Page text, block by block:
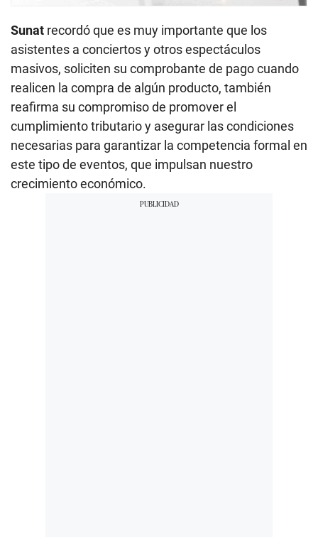
Sunat recordó que es muy importante que los
asistentes a conciertos y otros espectáculos
masivos, soliciten su comprobante de pago cuando
realicen la compra de algún producto, también
reafirma su compromiso de promover el
cumplimiento tributario y asegurar las condiciones
necesarias para garantizar la competencia formal en
este tipo de eventos, que impulsan nuestro
crecimiento económico.